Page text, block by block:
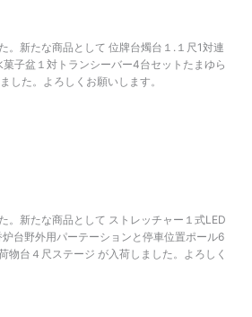
。新たな商品として 位牌台燭台１.１尺1対連
子盆１対トランシーバー4台セットたまゆら
した。よろしくお願いします。
。新たな商品として ストレッチャー１式LED
台野外用パーテーションと停車位置ポール6
物台４尺ステージ が入荷しました。よろしく